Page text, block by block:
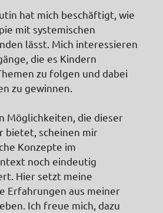
hat mich beschäftigt, wie
mit systemischen
lässt. Mich interessieren
die es Kindern
zu folgen und dabei
zu gewinnen.
Möglichkeiten, die dieser
bietet, scheinen mir
Konzepte im
noch eindeutig
Hier setzt meine
Erfahrungen aus meiner
Ich freue mich, dazu